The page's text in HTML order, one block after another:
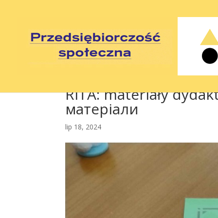
RITA: materiały
матеріали
lip 18, 2024